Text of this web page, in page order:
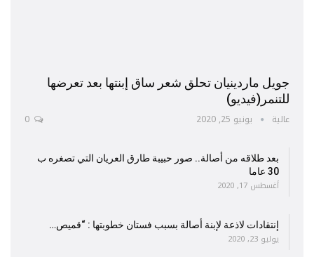
جويل ماردينيان تحلق شعر ساق إبنتها بعد تعرضها
للتنمر(فيديو)
عالية يونيو 25, 2020
بعد طلاقه من أصالة.. صور حبيبة طارق العريان التي تصغره ب
30 عاما
أغسطس 17, 2020
إنتقادات لاذعة لإبنة أصالة بسبب فستان خطوبتها : “قميص…
يوليو 23, 2020